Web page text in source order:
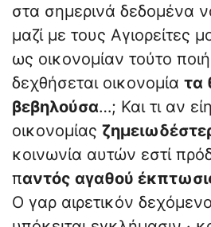
στα σημερινά δεδομένα
μαζί με τους Αγιορείτες
ως οικονομίαν τούτο
δεχθήσεται οικονομία τα
βεβηλούσα…; Και τι αν
οικονομίας
κοινωνία αυτών εστί
παντός αγαθού
Ο γαρ αιρετικόν